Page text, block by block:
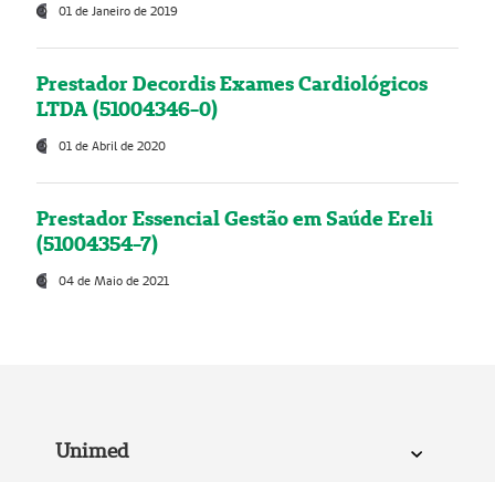
01 de Janeiro de 2019
Prestador Decordis Exames Cardiológicos
LTDA (51004346-0)
01 de Abril de 2020
Prestador Essencial Gestão em Saúde Ereli
(51004354-7)
04 de Maio de 2021
Unimed